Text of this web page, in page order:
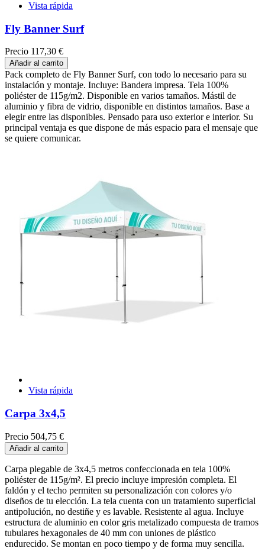
Vista rápida
Fly Banner Surf
Precio 117,30 €
Añadir al carrito
Pack completo de Fly Banner Surf, con todo lo necesario para su
instalación y montaje. Incluye: Bandera impresa. Tela 100%
poliéster de 115g/m2. Disponible en varios tamaños. Mástil de
aluminio y fibra de vidrio, disponible en distintos tamaños. Base a
elegir entre las disponibles. Pensado para uso exterior e interior. Su
principal ventaja es que dispone de más espacio para el mensaje que
se quiere comunicar.
Vista rápida
Carpa 3x4,5
Precio 504,75 €
Añadir al carrito
Carpa plegable de 3x4,5 metros confeccionada en tela 100%
poliéster de 115g/m². El precio incluye impresión completa. El
faldón y el techo permiten su personalización con colores y/o
diseños de tu elección. La tela cuenta con un tratamiento superficial
antipolución, no destiñe y es lavable. Resistente al agua. Incluye
estructura de aluminio en color gris metalizado compuesta de tramos
tubulares hexagonales de 40 mm con uniones de plástico
endurecido. Se montan en poco tiempo y de forma muy sencilla.